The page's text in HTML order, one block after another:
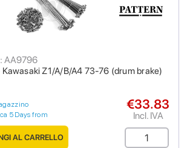
Kawasaki Z1/A/B/A4 73-76 (drum brake)
AA9796
5 Days from
€33.83
Incl. IVA
AL CARRELLO